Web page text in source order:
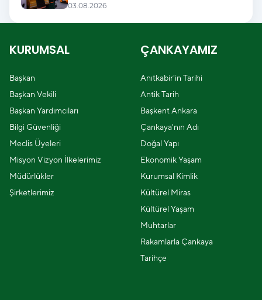
03.08.2026
KURUMSAL
Başkan
Başkan Vekili
Başkan Yardımcıları
Bilgi Güvenliği
Meclis Üyeleri
Misyon Vizyon İlkelerimiz
Müdürlükler
Şirketlerimiz
ÇANKAYAMIZ
Anıtkabir'in Tarihi
Antik Tarih
Başkent Ankara
Çankaya'nın Adı
Doğal Yapı
Ekonomik Yaşam
Kurumsal Kimlik
Kültürel Miras
Kültürel Yaşam
Muhtarlar
Rakamlarla Çankaya
Tarihçe